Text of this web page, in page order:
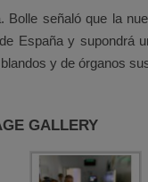
Bolle señaló que la
España y supondrá
y de órganos
GALLERY